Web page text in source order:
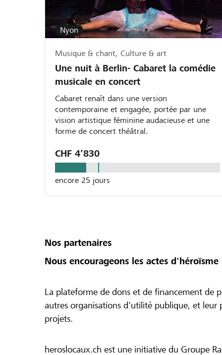
Nyon
Musique & chant, Culture & art
Une nuit à Berlin- Cabaret la comédie
musicale en concert
Cabaret renaît dans une version
contemporaine et engagée, portée par une
vision artistique féminine audacieuse et une
forme de concert théâtral.
CHF 4’830
encore 25 jours
Nos partenaires
Nous encourageons les actes d'héroïsme
La plateforme de dons et de financement de
autres organisations d'utilité publique, et leur
projets.
heroslocaux.ch est une initiative du Groupe